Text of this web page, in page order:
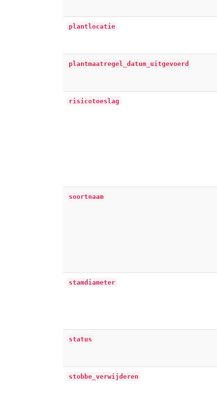
plantlocatie
plantmaatregel_datum_uitgevoerd
risicotoeslag
soortnaam
stamdiameter
status
stobbe_verwijderen